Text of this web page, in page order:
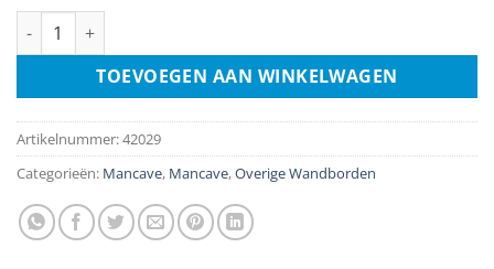
Man Cave Rules aantal
TOEVOEGEN AAN WINKELWAGEN
Artikelnummer:42029
Categorieën: Mancave, Mancave,Overige Wandborden